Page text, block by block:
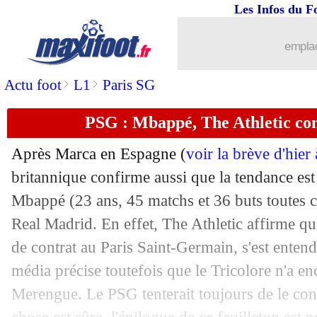
Actu foot> L1 > Paris SG
Les Infos du
PSG : Mbappé, The Athletic
Après Marca en Espagne (voir la brève d'hier
britannique confirme aussi que la tendance
Mbappé (23 ans, 45 matchs et 36 buts toutes
Real Madrid. En effet, The Athletic affirme
de contrat au Paris Saint-Germain, s'est
média précise toutefois que le Tricolore n'a
Merengue. Le PSG tenterait toujours de le
Angers
17/05 Man Utd
17/05 PSG: Miami, le démenti du clan
17/05 OM : le retour de la piste Ghoulam
17/05 Inter : Perisic attendu à la Juve
17/05 Arsenal: le coup de gueule de Xhaka
17/05 Juve: le salaire offert à Di Maria
17/05 Real: des chiffres fous pour Mbappé ?